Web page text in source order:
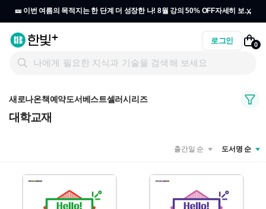
🎫 이번 여름의 목적지는 한 단계 더 성장한 나! 8월 강의 50% OFF자세히 보기
x
로그인 0
새로나온책예약도서베스트셀러시리즈
대학교재
도서명 순
출간일 순